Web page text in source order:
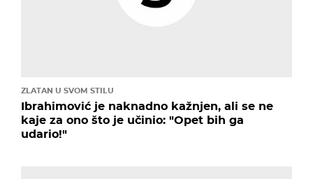
ZLATAN U SVOM STILU
Ibrahimović je naknadno kažnjen, ali se ne
kaje za ono što je učinio: "Opet bih ga
udario!"